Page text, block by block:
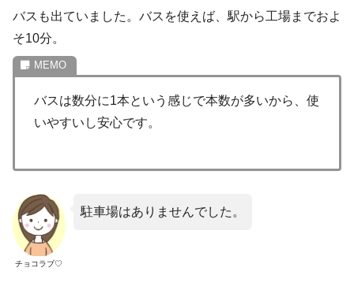
バスも出ていました。バスを使えば、駅から工場までおよ
そ10分。
バスは数分に1本という感じで本数が多いから、使
いやすいし安心です。
チョコラブ♡
駐車場はありませんでした。